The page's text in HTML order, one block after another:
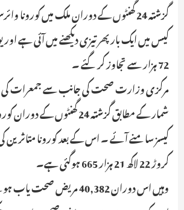
کیس میں ایک بار پھر تیزی دیکھنے میں آئی ہے
72 ہزار سے تجاوز کر گئے ۔
مرکزی وزارت صحت کی جانب سے جمعرات کی
کیسز سامنے آئے ۔ اس کے بعد کورونا متاثرین
کروڑ 22 لاکھ 21 ہزار 665 ہوگئی ہے۔
وہیں اس دوران 40,382